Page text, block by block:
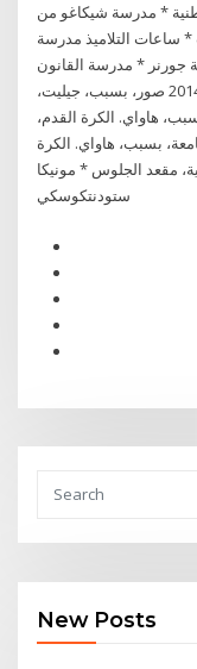
* مدرسة شيكاغو من
* ساعات التلاميذ مدرسة
جورنر * مدرسة القانون
مدى صعوبة هو عليه * بيتس تكملة الكلية 2014 صور، بسبب، جيليت،
هاواي. الكرة القدم،
بسبب، هاواي. الكرة
مقعد الجلوس * مونيكا
ستودنتكوسكي
New Posts